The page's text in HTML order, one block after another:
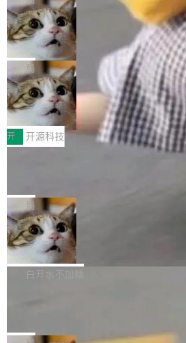
现实 过去两年，CIO们的焦虑清单上多
一是如何让大模型和智能体应用安全地
向生产，二是如何让测试团队跟得上AI
设置，如果用布尔值 + 可空字段来表
ean 表示是否可切换，nullable 的默认
色方案、深色方案——会产生大量无意
合。方案缺了、配置冲突了、全 null 了
哪些组合有效，作者说，你得靠"文档、
者部落知识"。 换个写法。Rust 的
变体：Switchable...
个"AI 知识库 + 聊天机器人"——每个大
做，没什么新鲜的。 但 Kenton Varda
r 上把事情说清楚了： 今天我们发布了
re OS，一个带连接器的聊天机器人，
有科技公司做的一样。只不过，实际上
样。这是 Sandstorm.io 的重制版，我
那个创业公司。不同的是，这次它构建
lare Workers 上——我花了九年时间搭
——并且深度集成了 AI。这基本上是我
Deno 团队开源 Celld，可自托管的
布式 Durable Objects
Ryan Dahl 领导的 Deno 团队推出了最
目 Celld，一个能在自己机器上运行
Workers 和 Durable Objects 的守护进
计思路很直接：每个对象是一个独立的
数据库，按名称寻址，复制到你自己的
存储库里。节点之间只通过这个存储库
没有控制平面，没有共识协议。每个对
个小型数据库，应用天然按分片构建，
库的竞争和爆炸半径问题在设计层面就
了。 闲置的 cell 会休眠到几乎不占资
l 迁移或唤醒时，新宿主从 S3 恢复
库继续执行。存储库是持久化的唯一真相
局
鲁大师7月新机性能/流畅/AI榜：
性能、流畅双第一，三星Galaxy Z系
新折叠缺席
2026年7月的手机市场，由于存储等硬
增，手机厂商的日子也不好过啊，新机
放缓，因此硝烟味淡了许多。新机参数
高价的三星折叠（三星Galaxy Z Fold8
Fold8 / Z Flip8）外，其余要么是中低
例如iQOO Z11i、REDMI Note 17、
te 17 Pro、OPPO K15，要么是vivo
样的次旗舰。 Galaxy Z Fold8 Ultra /
Z Flip8三款折叠屏新机均在7月22日发布
部搭载骁龙8 Elite Gen5 for Galaxy，
开 开源科技
Zed 编辑器团队发布了新项目
个在 git commit 之间记录每一次编辑操
本控制系统。目前处于 Early Access
ltaDB 的核心思路直接写在 landing
眼的位置：「Software is made
mits」——软件是在 commit 之间写出
是把这段空隙补上。 回退到任何一次编
局
SpaceXAI 单季资本开支达 183 亿美
根据风险投资人Tomer Tunguz 博客（
析）披露的最新分析与第二季度业绩报
微软同期总资本开支的四成。 与亚马逊
白开水不加糖
一个在终端里运行的编程 agent；Muse